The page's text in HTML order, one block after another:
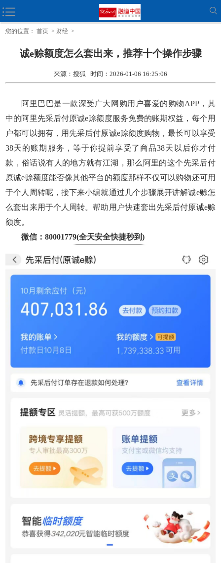
您的位置： 首页 > 财经 >
诚e赊额度怎么套出来，推荐十个操作步骤
来源：搜狐 时间：2026-01-06 16:25:06
阿里巴巴是一款深受广大网购用户喜爱的购物APP，其
中的阿里先采后付原诚e赊额度服务免费的账期权益，每个用
户都可以拥有，用先采后付原诚e赊额度购物，最长可以享受
38天的账期服务，等于你提前享受了商品38天以后你才付
款，俗话说有人的地方就有江湖，那么阿里的这个先采后付
原诚e赊额度能否像其他平台的额度那样不仅可以购物还可用
于个人周转呢，接下来小编就通过几个步骤展开讲解诚e赊怎
么套出来用于个人周转。帮助用户快速套出先采后付原诚e赊
额度。
微信：80001779(全天安全快捷秒到)